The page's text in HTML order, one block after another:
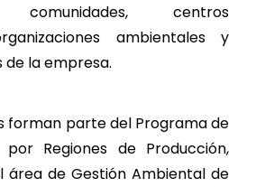
comunidades, centros
ambientales y
la empresa.
forman parte del Programa de
por Regiones de Producción,
área de Gestión Ambiental de